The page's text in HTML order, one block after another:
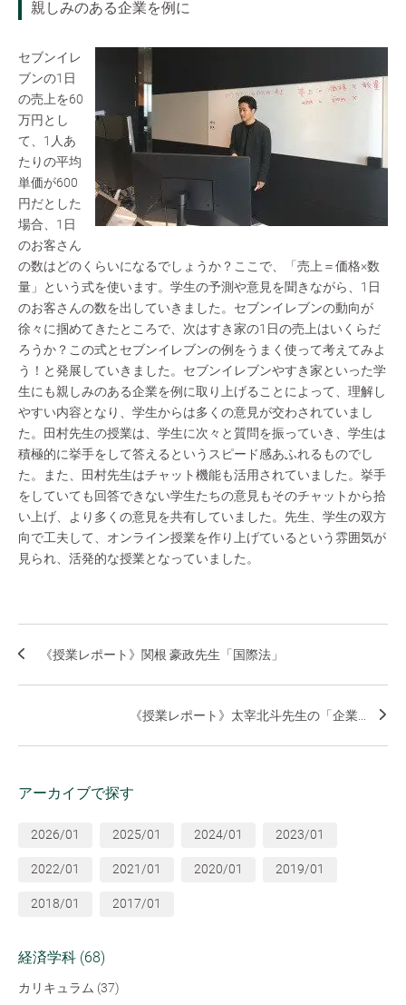
親しみのある企業を例に
セブンイレ
ブンの1日
の売上を60
万円とし
て、1人あ
たりの平均
単価が600
円だとした
場合、1日
のお客さん
の数はどのくらいになるでしょうか？ここで、「売上＝価格×数
量」という式を使います。学生の予測や意見を聞きながら、1日
のお客さんの数を出していきました。セブンイレブンの動向が
徐々に掴めてきたところで、次はすき家の1日の売上はいくらだ
ろうか？この式とセブンイレブンの例をうまく使って考えてみよ
う！と発展していきました。セブンイレブンやすき家といった学
生にも親しみのある企業を例に取り上げることによって、理解し
やすい内容となり、学生からは多くの意見が交わされていまし
た。田村先生の授業は、学生に次々と質問を振っていき、学生は
積極的に挙手をして答えるというスピード感あふれるものでし
た。また、田村先生はチャット機能も活用されていました。挙手
をしていても回答できない学生たちの意見もそのチャットから拾
い上げ、より多くの意見を共有していました。先生、学生の双方
向で工夫して、オンライン授業を作り上げているという雰囲気が
見られ、活発的な授業となっていました。
《授業レポート》関根 豪政先生「国際法」
《授業レポート》太宰北斗先生の「企業...
アーカイブで探す
2026/01 2025/01 2024/01 2023/01
2022/01 2021/01 2020/01 2019/01
2018/01 2017/01
経済学科 (68)
カリキュラム (37)